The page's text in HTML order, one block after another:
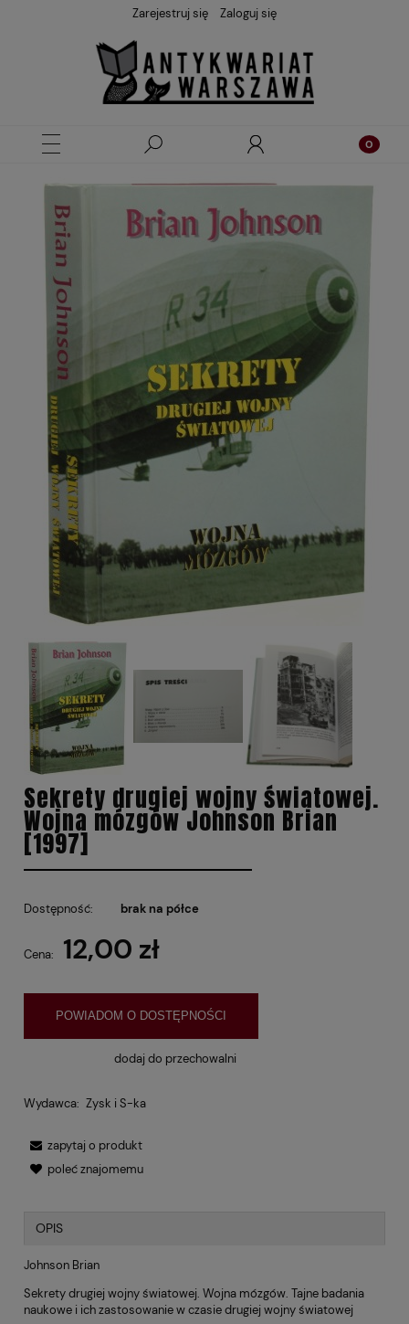
Zarejestruj się Zaloguj się
Sekrety drugiej wojny światowej.
Wojna mózgów Johnson Brian
[1997]
Dostępność: brak na półce
Cena: 12,00 zł
POWIADOM O DOSTĘPNOŚCI
dodaj do przechowalni
Wydawca: Zysk i S-ka
zapytaj o produkt
poleć znajomemu
OPIS
Johnson Brian
Sekrety drugiej wojny światowej. Wojna mózgów. Tajne badania
naukowe i ich zastosowanie w czasie drugiej wojny światowej